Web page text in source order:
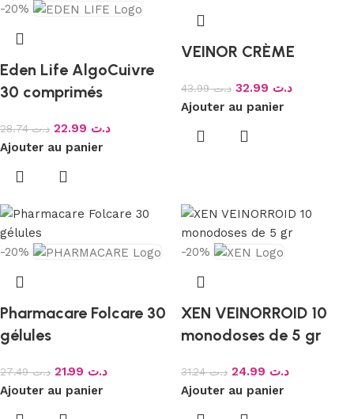
-20%
Eden Life AlgoCuivre
30 comprimés
د.ت28.74 د.ت
Ajouter au panier
VEINOR CRÈME
د.ت43.99 د.ت
Ajouter au panier
-20%
Pharmacare Folcare 30
gélules
د.ت27.49 د.ت
Ajouter au panier
-20%
XEN VEINORROID 10
monodoses de 5 gr
د.ت31.24 د.ت
Ajouter au panier